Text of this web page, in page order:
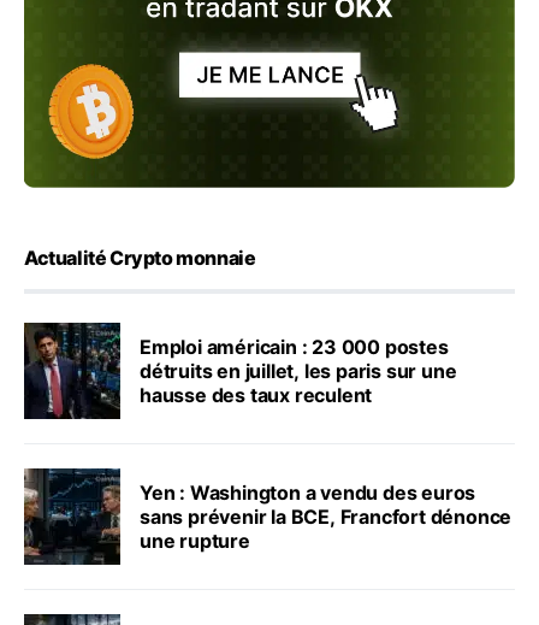
Actualité Crypto monnaie
Emploi américain : 23 000 postes
détruits en juillet, les paris sur une
hausse des taux reculent
Yen : Washington a vendu des euros
sans prévenir la BCE, Francfort dénonce
une rupture